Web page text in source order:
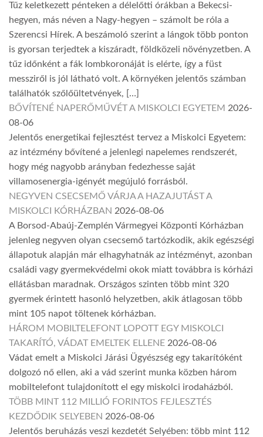
Tűz keletkezett pénteken a délelőtti órákban a Bekecsi-
hegyen, más néven a Nagy-hegyen – számolt be róla a
Szerencsi Hírek. A beszámoló szerint a lángok több ponton
is gyorsan terjedtek a kiszáradt, földközeli növényzetben. A
tűz időnként a fák lombkoronáját is elérte, így a füst
messziről is jól látható volt. A környéken jelentős számban
találhatók szőlőültetvények, […]
BŐVÍTENÉ NAPERŐMŰVÉT A MISKOLCI EGYETEM 2026-
08-06
Jelentős energetikai fejlesztést tervez a Miskolci Egyetem:
az intézmény bővítené a jelenlegi napelemes rendszerét,
hogy még nagyobb arányban fedezhesse saját
villamosenergia-igényét megújuló forrásból.
NEGYVEN CSECSEMŐ VÁRJA A HAZAJUTÁST A
MISKOLCI KÓRHÁZBAN 2026-08-06
A Borsod-Abaúj-Zemplén Vármegyei Központi Kórházban
jelenleg negyven olyan csecsemő tartózkodik, akik egészségi
állapotuk alapján már elhagyhatnák az intézményt, azonban
családi vagy gyermekvédelmi okok miatt továbbra is kórházi
ellátásban maradnak. Országos szinten több mint 320
gyermek érintett hasonló helyzetben, akik átlagosan több
mint 105 napot töltenek kórházban.
HÁROM MOBILTELEFONT LOPOTT EGY MISKOLCI
TAKARÍTÓ, VÁDAT EMELTEK ELLENE 2026-08-06
Vádat emelt a Miskolci Járási Ügyészség egy takarítóként
dolgozó nő ellen, aki a vád szerint munka közben három
mobiltelefont tulajdonított el egy miskolci irodaházból.
TÖBB MINT 112 MILLIÓ FORINTOS FEJLESZTÉS
KEZDŐDIK SELYEBEN 2026-08-06
Jelentős beruházás veszi kezdetét Selyében: több mint 112